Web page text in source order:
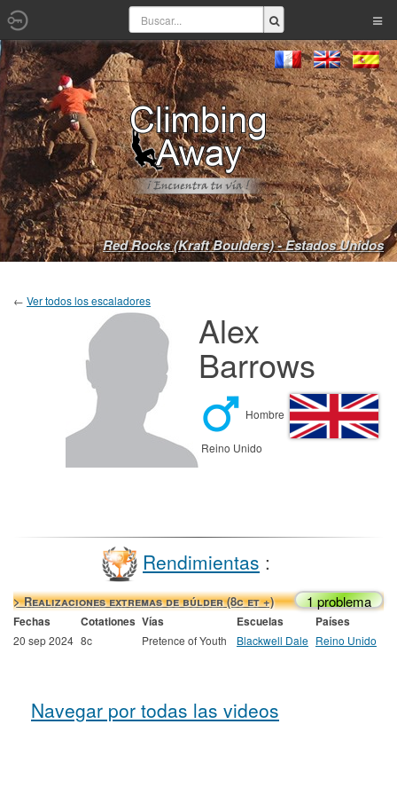
Red Rocks (Kraft Boulders) - Estados Unidos
← Ver todos los escaladores
Alex
Barrows
Hombre
Reino Unido
Rendimientas :
> Realizaciones extremas de búlder (8c et +) 1 problema
Fechas Cotationes Vías Escuelas Países
20 sep 2024 8c Pretence of Youth Blackwell Dale Reino Unido
Navegar por todas las videos